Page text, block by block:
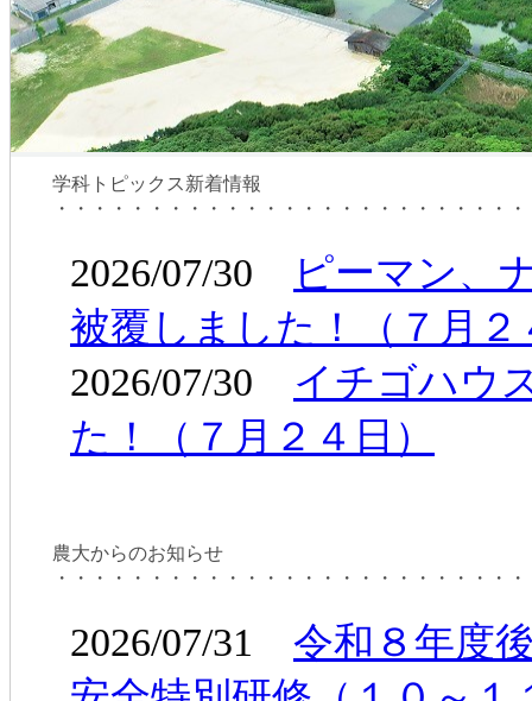
学科トピックス新着情報
・・・・・・・・・・・・・・・・・・・・・・・・
農大からのお知らせ
・・・・・・・・・・・・・・・・・・・・・・・・